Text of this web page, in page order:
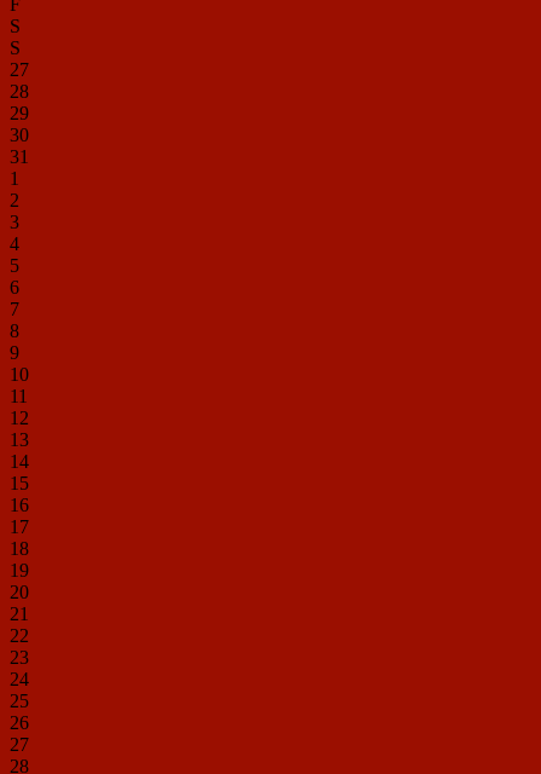
S
S
27
28
29
30
31
1
2
3
4
5
6
7
8
9
10
11
12
13
14
15
16
17
18
19
20
21
22
23
24
25
26
27
28